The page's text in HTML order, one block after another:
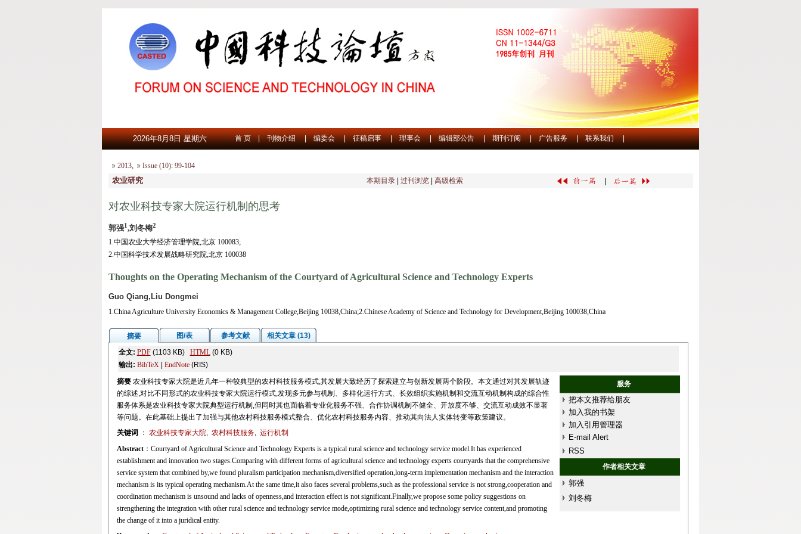
2026年8月8日 星期六 首 页 | 刊物介绍 | 编委会 | 征稿启事 | 理事会 | 编辑部公告 | 期刊订阅 | 广告服务 | 联系我们 |
2013, Issue (10):99-104
农业研究 本期目录 过刊浏览 高级检索
对农业科技专家大院运行机制的思考
郭强1,刘冬梅2
1.中国农业大学经济管理学院,北京 100083;
2.中国科学技术发展战略研究院,北京 100038
Thoughts on the Operating Mechanism of the Courtyard of Agricultural Science and Technology Experts
Guo Qiang,Liu Dongmei
1.China Agriculture University Economics & Management College,Beijing 10038,China;2.Chinese Academy of Science and Technology for Development,Beijing 100038,China
摘要 图/表 参考文献
相关文章 (13)
全文: PDF(1103 KB) HTML(0 KB)
输出: BibTeX| EndNote(RIS)
摘要 农业科技专家大院是近几年一种较典型的农村科技服务模式,其发展大致经历了探索建立与创新发展两个阶段。本文通过对其发展轨迹
的综述,对比不同形式的农业科技专家大院运行模式,发现多元参与机制、多样化运行方式、长效组织实施机制和交流互动机制构成的综合性
服务体系是农业科技专家大院典型运行机制,但同时其也面临着专业化服务不强、合作协调机制不健全、开放度不够、交流互动成效不显著
等问题。在此基础上提出了加强与其他农村科技服务模式整合、优化农村科技服务内容、推动其向法人实体转变等政策建议。
服务
把本文推荐给朋友
加入我的书架
加入引用管理器
E-mail Alert
RSS
作者相关文章
郭强
刘冬梅
关键词 ： 农业科技专家大院, 农村科技服务, 运行机制
Abstract：Courtyard of Agricultural Science and Technology Experts is a typical rural science and technology service model.It has experienced
establishment and innovation two stages.Comparing with different forms of agricultural science and technology experts courtyards that the comprehensive
service system that combined by,we found pluralism participation mechanism,diversified operation,long-term implementation mechanism and the interaction
mechanism is its typical operating mechanism.At the same time,it also faces several problems,such as the professional service is not strong,cooperation and
coordination mechanism is unsound and lacks of openness,and interaction effect is not significant.Finally,we propose some policy suggestions on
strengthening the integration with other rural science and technology service mode,optimizing rural science and technology service content,and promoting
the change of it into a juridical entity.